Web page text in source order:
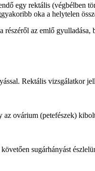
egy rektális (végbélben
oka a helytelen
részéről az emlő gyulladása,
Rektális vizsgálatkor
ovárium (petefészek)
sugárhányást